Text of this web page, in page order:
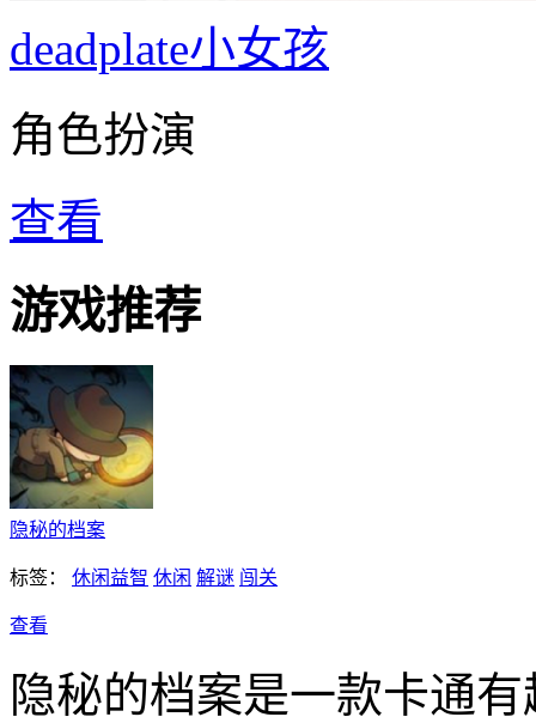
deadplate小女孩
角色扮演
查看
游戏推荐
隐秘的档案
标签： 休闲益智 休闲 解谜 闯关
查看
隐秘的档案是一款卡通